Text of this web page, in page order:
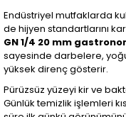
Endüstriyel mutfaklarda
de hijyen standartlarını
GN 1/4 20 mm
sayesinde darbelere,
yüksek direnç gösterir.
Pürüzsüz yüzeyi kir ve
Günlük temizlik işlemleri